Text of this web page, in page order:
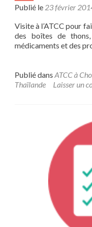
Publié le 23 février
Visite à l’ATCC pour
des boîtes de
médicaments et des
Publié dans ATCC à
Thaïlande
Laisser un